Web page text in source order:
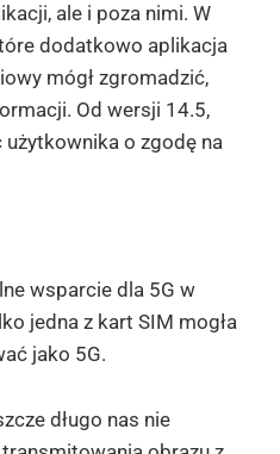
ale i poza nimi. W
dodatkowo aplikacja
mógł zgromadzić,
Od wersji 14.5,
o zgodę na
wsparcie dla 5G w
jedna z kart SIM mogła
jako 5G.
długo nas nie